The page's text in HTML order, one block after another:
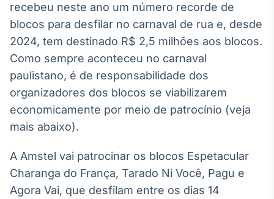
OTC
Plataforma para
ativos
Broadcast
Datafeed
APIs para
Broadcast
Ticker
recebeu neste ano um número recorde de
blocos para desfilar no carnaval de rua e, desde
2024, tem destinado R$ 2,5 milhões aos blocos.
Como sempre aconteceu no carnaval
paulistano, é de responsabilidade dos
organizadores dos blocos se viabilizarem
economicamente por meio de patrocínio (veja
mais abaixo).
A Amstel vai patrocinar os blocos Espetacular
Charanga do França, Tarado Ni Você, Pagu e
Agora Vai, que desfilam entre os dias 14